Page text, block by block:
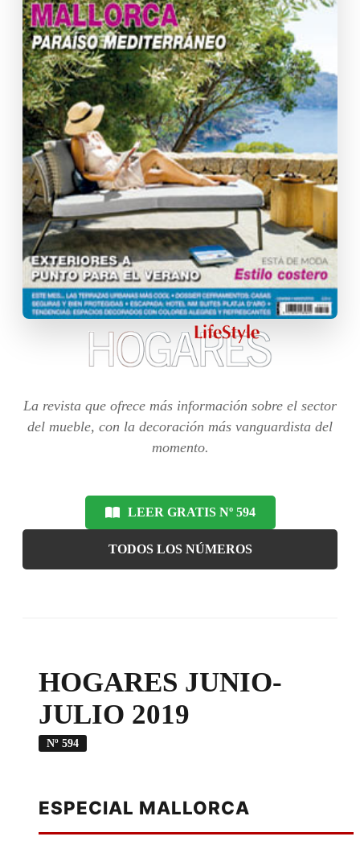
La revista que ofrece más información sobre el sector
del mueble, con la decoración más vanguardista del
momento.
LEER GRATIS Nº 594
TODOS LOS NÚMEROS
HOGARES JUNIO-
JULIO 2019
Nº 594
ESPECIAL MALLORCA